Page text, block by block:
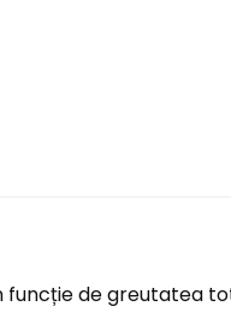
de greutatea